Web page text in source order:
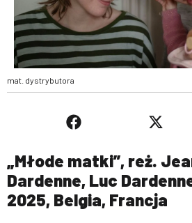
mat. dystrybutora
„Młode matki”, reż.
Dardenne, Luc
2025, Belgia, Francja